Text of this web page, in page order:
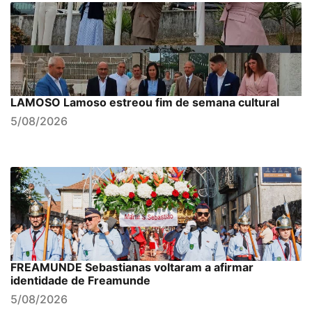
LAMOSO Lamoso estreou fim de semana cultural
5/08/2026
FREAMUNDE Sebastianas voltaram a afirmar
identidade de Freamunde
5/08/2026